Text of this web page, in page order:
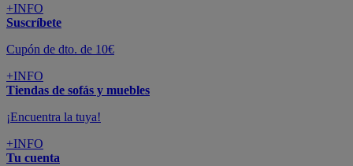
+INFO
Suscríbete
Cupón de dto. de 10€
+INFO
Tiendas de sofás y muebles
¡Encuentra la tuya!
+INFO
Tu cuenta